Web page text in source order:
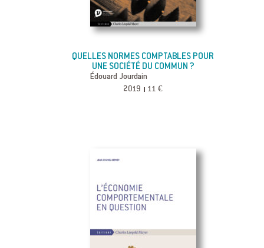
QUELLES NORMES COMPTABLES POUR
UNE SOCIÉTÉ DU COMMUN ?
Édouard Jourdain
2019 11 €